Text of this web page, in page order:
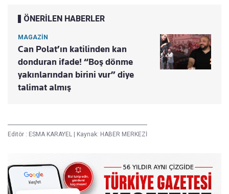
ÖNERİLEN HABERLER
MAGAZİN
Can Polat’ın katilinden kan
donduran ifade! “Boş dönme
yakınlarından birini vur” diye
talimat almış
Editör : ESMA KARAYEL Kaynak: HABER MERKEZİ